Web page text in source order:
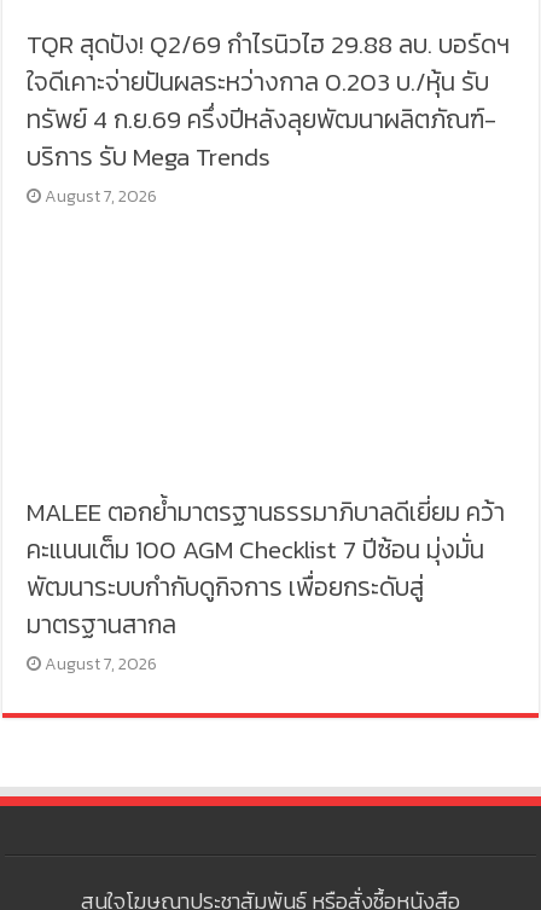
TQR สุดปัง! Q2/69 กำไรนิวไฮ 29.88 ลบ. บอร์ดฯ
ใจดีเคาะจ่ายปันผลระหว่างกาล 0.203 บ./หุ้น รับ
ทรัพย์ 4 ก.ย.69 ครึ่งปีหลังลุยพัฒนาผลิตภัณฑ์-
บริการ รับ Mega Trends
August 7, 2026
MALEE ตอกย้ำมาตรฐานธรรมาภิบาลดีเยี่ยม คว้า
คะแนนเต็ม 100 AGM Checklist 7 ปีซ้อน มุ่งมั่น
พัฒนาระบบกำกับดูกิจการ เพื่อยกระดับสู่
มาตรฐานสากล
August 7, 2026
สนใจโฆษณาประชาสัมพันธ์ หรือสั่งซื้อหนังสือ